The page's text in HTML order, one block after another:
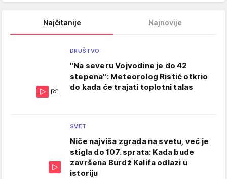
Najčitanije Najnovije
DRUŠTVO
"Na severu Vojvodine je do 42
stepena": Meteorolog Ristić otkrio
do kada će trajati toplotni talas
SVET
Niče najviša zgrada na svetu, već je
stigla do 107. sprata: Kada bude
završena Burdž Kalifa odlazi u
istoriju